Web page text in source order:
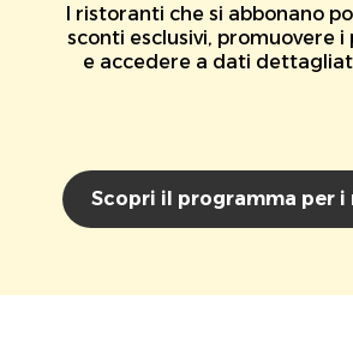
I ristoranti che si abbonano
sconti esclusivi, promuovere i
e accedere a dati
Scopri il programma per